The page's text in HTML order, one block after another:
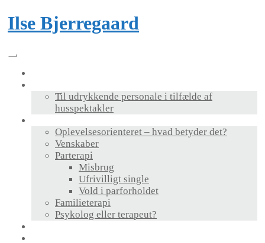
Skip
to
Ilse Bjerregaard
Til udrykkende personale i tilfælde af
husspektakler
Oplevelsesorienteret – hvad betyder det?
Venskaber
Parterapi
Misbrug
Ufrivilligt single
Vold i parforholdet
Familieterapi
Psykolog eller terapeut?